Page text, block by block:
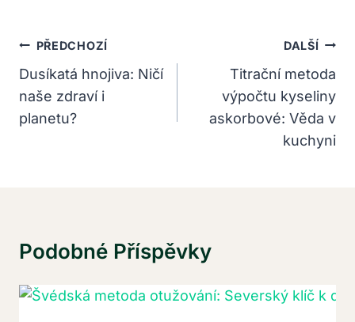
Navigace
Pro
Příspěvek
PŘEDCHOZÍ
Dusíkatá hnojiva: Ničí
naše zdraví i
planetu?
DALŠÍ
Titrační metoda
výpočtu kyseliny
askorbové: Věda v
kuchyni
Podobné Příspěvky